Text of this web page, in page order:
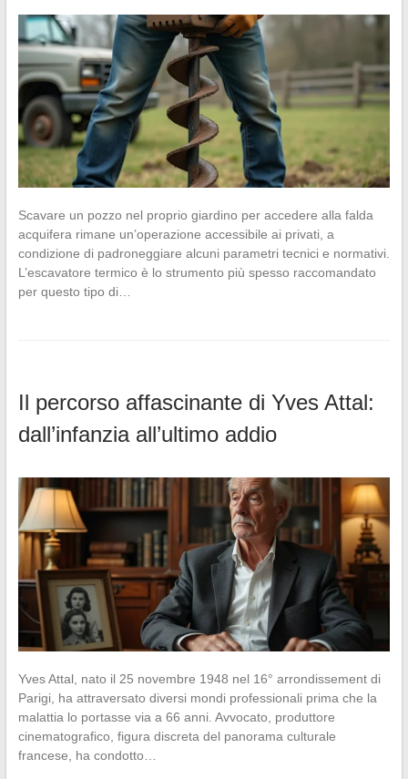
Scavare un pozzo nel proprio giardino per accedere alla falda
acquifera rimane un’operazione accessibile ai privati, a
condizione di padroneggiare alcuni parametri tecnici e normativi.
L’escavatore termico è lo strumento più spesso raccomandato
per questo tipo di…
Il percorso affascinante di Yves Attal:
dall’infanzia all’ultimo addio
Yves Attal, nato il 25 novembre 1948 nel 16° arrondissement di
Parigi, ha attraversato diversi mondi professionali prima che la
malattia lo portasse via a 66 anni. Avvocato, produttore
cinematografico, figura discreta del panorama culturale
francese, ha condotto…